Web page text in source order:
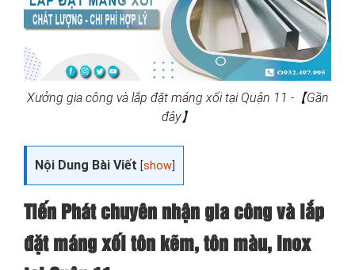
Xưởng gia công và lắp đặt máng xối tại Quận 11 -【Gần
đây】
Nội Dung Bài Viết [show
Tiến Phát chuyên nhận gia công và lắp
đặt máng xối tôn kẽm, tôn màu, Inox